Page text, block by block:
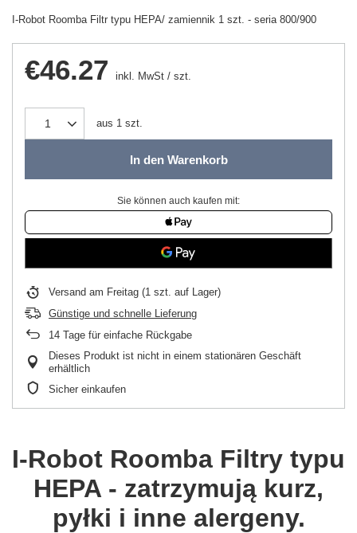
I-Robot Roomba Filtr typu HEPA/ zamiennik 1 szt. - seria 800/900
€46.27 inkl. MwSt / szt.
aus 1 szt.
In den Warenkorb
Sie können auch kaufen mit:
Versand am Freitag (1 szt. auf Lager)
Günstige und schnelle Lieferung
14 Tage für einfache Rückgabe
Dieses Produkt ist nicht in einem stationären Geschäft
erhältlich
Sicher einkaufen
I-Robot Roomba Filtry typu
HEPA - zatrzymują kurz,
pyłki i inne alergeny.